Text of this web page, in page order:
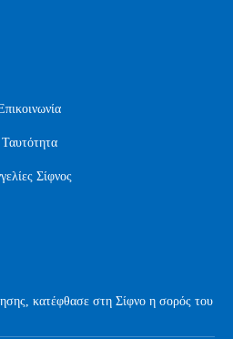
Ταυτότητα
Σίφνος
κατέφθασε στη Σίφνο η σορός του